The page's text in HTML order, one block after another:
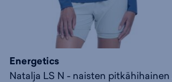
Energetics